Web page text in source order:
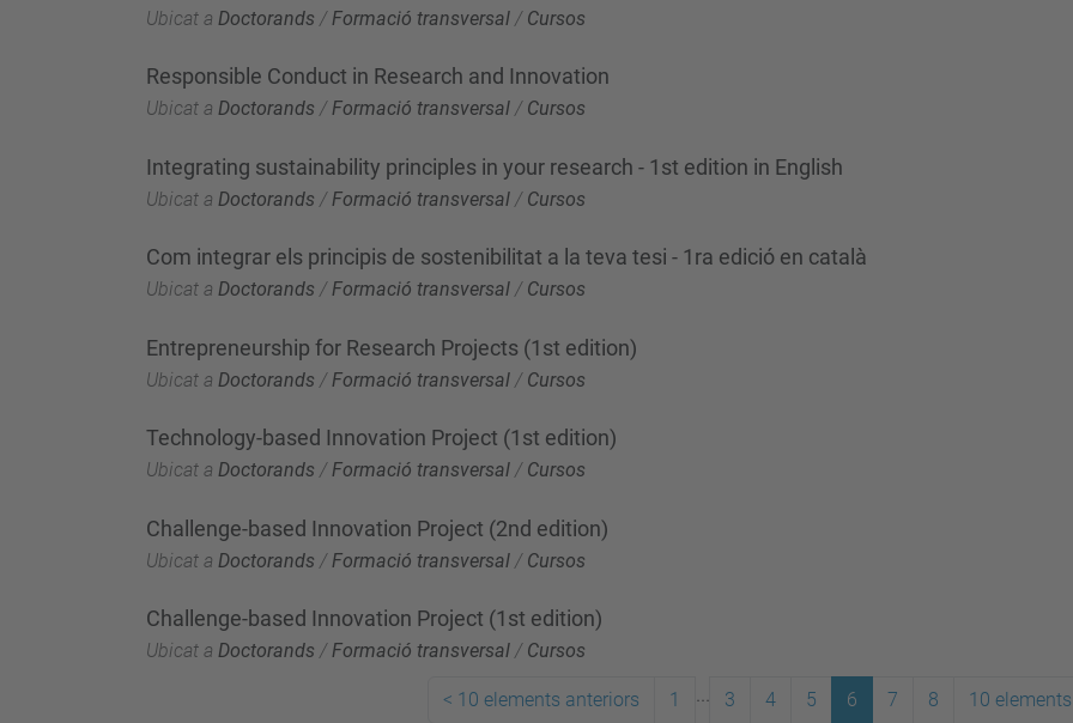
Ubicat a Doctorands / Formació transversal / Cursos
Responsible Conduct in Research and Innovation
Ubicat a Doctorands /Formació transversal / Cursos
Integrating sustainability principles in your research - 1st edition in English
Ubicat a Doctorands / Formació transversal / Cursos
Com integrar els principis de sostenibilitat a la teva tesi - 1ra edició en català
Ubicat a Doctorands /Formació transversal / Cursos
Entrepreneurship for Research Projects (1st edition)
Ubicat a Doctorands / Formació transversal / Cursos
Technology-based Innovation Project (1st edition)
Ubicat a Doctorands /Formació transversal / Cursos
Challenge-based Innovation Project (2nd edition)
Ubicat a Doctorands / Formació transversal / Cursos
Challenge-based Innovation Project (1st edition)
Ubicat a Doctorands /Formació transversal / Cursos
< 10 elements anteriors 1 3 4 5 6 7 8 10